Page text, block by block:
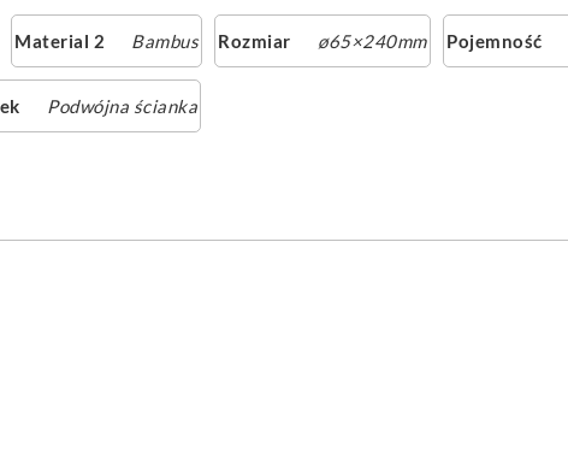
Material 2 Bambus Rozmiar ø65×240mm Pojemność
Podwójna ścianka